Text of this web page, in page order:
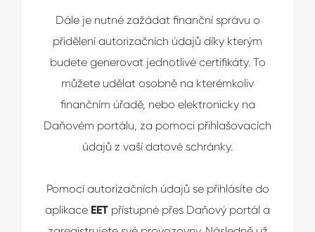
Dále je nutné zažádat finanční správu o
přidělení autorizačních údajů díky kterým
budete generovat jednotlivé certifikáty. To
můžete udělat osobně na kterémkoliv
finančním úřadě, nebo elektronicky na
Daňovém portálu, za pomoci přihlašovacích
údajů z vaší datové schránky.
Pomocí autorizačních údajů se přihlásíte do
aplikace EET přístupné přes Daňový portál a